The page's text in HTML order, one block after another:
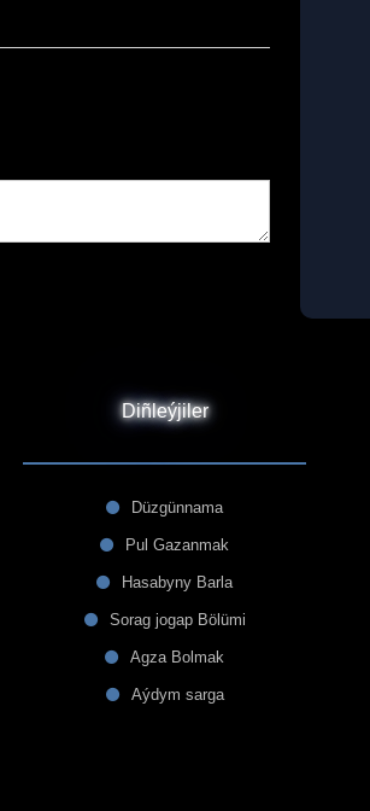
Diñleýjiler
Düzgünnama
Pul Gazanmak
Hasabyny Barla
Sorag jogap Bölümi
Agza Bolmak
Aýdym sarga